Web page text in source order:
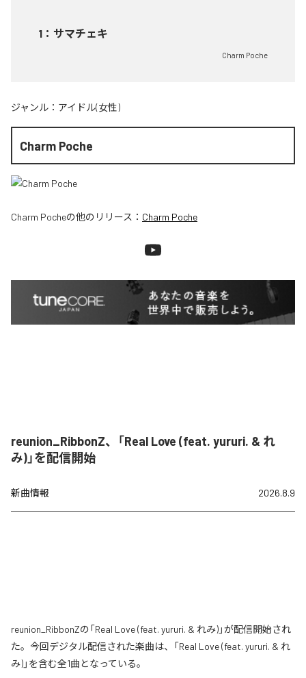
1 ： サマチェキ
Charm Poche
ジャンル： アイドル(女性)
Charm Poche
Charm Pocheの他のリリース： Charm Poche
reunion_RibbonZ、「Real Love (feat. yururi. & れ
み)」を配信開始
新曲情報 2026.8.9
reunion_RibbonZの「Real Love (feat. yururi. & れみ)」が配信開始され
た。今回デジタル配信された楽曲は、「Real Love (feat. yururi. & れ
み)」を含む全1曲となっている。